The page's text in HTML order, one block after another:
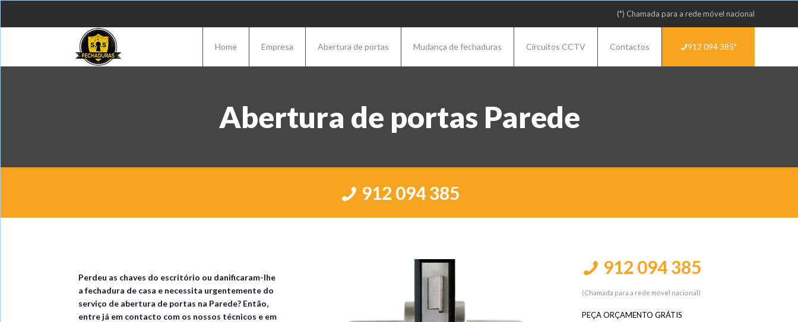
(*) Chamada para a rede móvel nacional
Home Empresa Abertura de portas Mudança de fechaduras Circuitos CCTV Contactos 912 094 385*
Abertura de portas Parede
912 094 385
Perdeu as chaves do escritório ou danificaram-lhe
a fechadura de casa e necessita urgentemente do
serviço de abertura de portas na Parede? Então,
entre já em contacto com os nossos técnicos e em
912 094 385
(Chamada para a rede móvel nacional)
PEÇA ORÇAMENTO GRÁTIS